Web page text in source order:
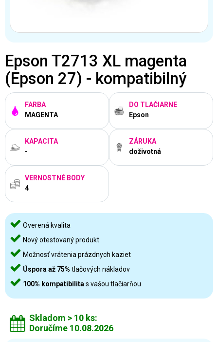
Epson T2713 XL magenta
(Epson 27) - kompatibilný
FARBA
MAGENTA
DO TLAČIARNE
Epson
KAPACITA
-
ZÁRUKA
doživotná
VERNOSTNÉ BODY
4
Overená kvalita
Nový otestovaný produkt
Možnosť vrátenia prázdnych kaziet
Úspora až 75% tlačových nákladov
100% kompatibilita s vašou tlačiarňou
Skladom > 10 ks:
Doručíme 10.08.2026